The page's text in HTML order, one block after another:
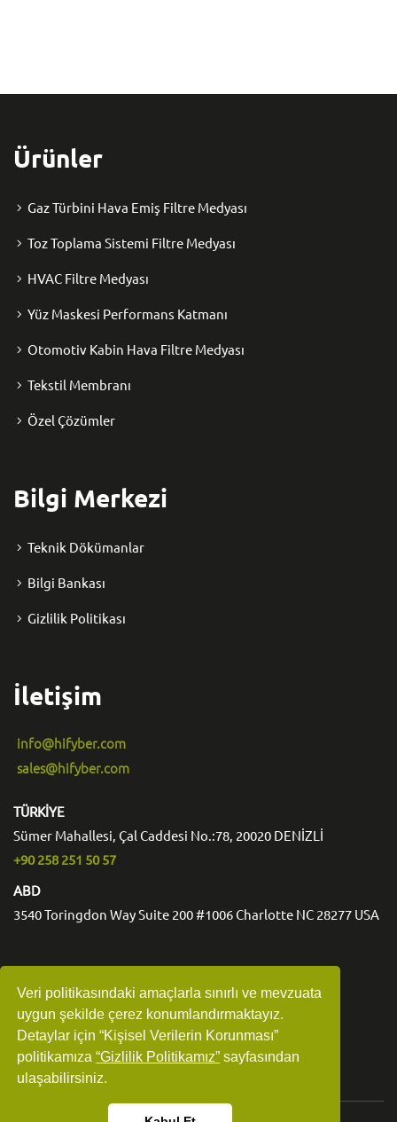
Veri politikasındaki amaçlarla sınırlı ve mevzuata
uygun şekilde çerez konumlandırmaktayız.
Detaylar için “Kişisel Verilerin Korunması”
politikamıza“Gizlilik Politikamız” sayfasından
ulaşabilirsiniz.
Ürünler
Gaz Türbini Hava Emiş Filtre Medyası
Toz Toplama Sistemi Filtre Medyası
HVAC Filtre Medyası
Yüz Maskesi Performans Katmanı
Otomotiv Kabin Hava Filtre Medyası
Tekstil Membranı
Özel Çözümler
Bilgi Merkezi
Teknik Dökümanlar
Bilgi Bankası
Gizlilik Politikası
İletişim
info@hifyber.com
sales@hifyber.com
TÜRKİYE
Sümer Mahallesi, Çal Caddesi No.:78, 20020 DENİZLİ
+90 258 251 50 57
ABD
3540 Toringdon Way Suite 200 #1006 Charlotte NC 28277 USA